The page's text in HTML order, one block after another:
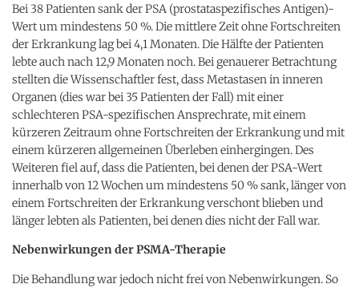
Bei 38 Patienten sank der PSA (prostataspezifisches Antigen)-
Wert um mindestens 50 %. Die mittlere Zeit ohne Fortschreiten
der Erkrankung lag bei 4,1 Monaten. Die Hälfte der Patienten
lebte auch nach 12,9 Monaten noch. Bei genauerer Betrachtung
stellten die Wissenschaftler fest, dass Metastasen in inneren
Organen (dies war bei 35 Patienten der Fall) mit einer
schlechteren PSA-spezifischen Ansprechrate, mit einem
kürzeren Zeitraum ohne Fortschreiten der Erkrankung und mit
einem kürzeren allgemeinen Überleben einhergingen. Des
Weiteren fiel auf, dass die Patienten, bei denen der PSA-Wert
innerhalb von 12 Wochen um mindestens 50 % sank, länger von
einem Fortschreiten der Erkrankung verschont blieben und
länger lebten als Patienten, bei denen dies nicht der Fall war.
Nebenwirkungen der PSMA-Therapie
Die Behandlung war jedoch nicht frei von Nebenwirkungen. So